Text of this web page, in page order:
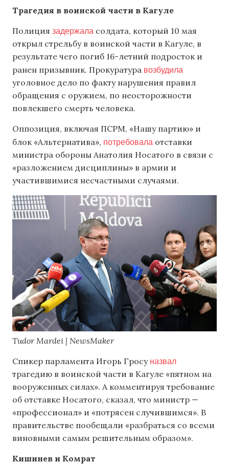
Трагедия в воинской части в Кагуле
Полиция задержала солдата, который 10 мая
открыл стрельбу в воинской части в Кагуле, в
результате чего погиб 16-летний подросток и
ранен призывник. Прокуратура возбудила
уголовное дело по факту нарушения правил
обращения с оружием, по неосторожности
повлекшего смерть человека.
Оппозиция, включая ПСРМ, «Нашу партию» и
блок «Альтернатива», потребовала отставки
министра обороны Анатолия Носатого в связи с
«разложением дисциплины» в армии и
участившимися несчастными случаями.
Tudor Mardei | NewsMaker
Спикер парламента Игорь Гросу назвал
трагедию в воинской части в Кагуле «пятном на
вооруженных силах». А комментируя требование
об отставке Носатого, сказал, что министр —
«профессионал» и «потрясен случившимся». В
правительстве пообещали «разбраться со всеми
виновными самым решительным образом».
Кишинев и Комрат